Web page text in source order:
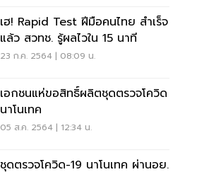
เฮ! Rapid Test ฝีมือคนไทย สำเร็จ
แล้ว สวทช. รู้ผลไวใน 15 นาที
23 ก.ค. 2564 | 08:09 น.
เอกชนแห่ขอสิทธิ์ผลิตชุดตรวจโควิด
นาโนเทค
05 ส.ค. 2564 | 12:34 น.
ชุดตรวจโควิด-19 นาโนเทค ผ่านอย.